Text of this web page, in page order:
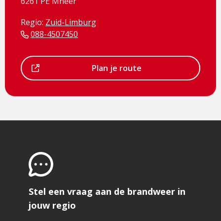
Regio: Zuid-Limburg
088-4507450
is
Plan je route
Stel een vraag aan de brandweer in
jouw regio